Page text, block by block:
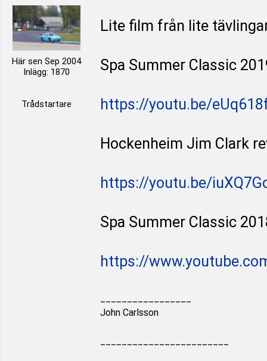
Här sen Sep 2004
Inlägg: 1870
Trådstartare
Lite film från lite
Spa Summer Classic
https://youtu.be/
Hockenheim Jim Clark
https://youtu.be/
Spa Summer Classic
https://
John Carlsson